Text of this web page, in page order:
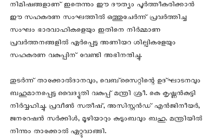
നിമിഷങ്ങളാണ് ഇതെന്നും ഈ ദൗത്യം പൂർത്തീകരിക്കാൻ
ഈ സഹകരണ സംഘത്തിൽ ഒത്തുചേർന്ന് പ്രവർത്തിച്ച
സംഘം ഭാരവാഹികളെയും ഇതിനെ നിർമ്മാണ
പ്രവർത്തനങ്ങളിൽ ഏർപ്പെട്ട അണിയറ ശില്പികളേയും
സഹകരണ വകുപ്പിന് വേണ്ടി അഭിനന്ദിച്ചു.
തുടർന്ന് താക്കോൽദാനവും, വെബ്സൈറ്റിന്റെ ഉദ്ഘാടനവും
ബഹുമാനപ്പെട്ട വൈദ്യുതി വകുപ്പ് മന്ത്രി ശ്രീ. കെ കൃഷ്ണൻകുട്ടി
നിർവ്വഹിച്ചു. പ്രവീൺ സതീഷ്, അസിസ്റ്റൻഡ് എൻജിനീയർ,
ജനറേഷൻ സർക്കിൾ, മൂഴിയാറും കുടുംബവും ബഹു. മന്ത്രിയിൽ
നിന്നും താക്കോൽ ഏറ്റുവാങ്ങി.